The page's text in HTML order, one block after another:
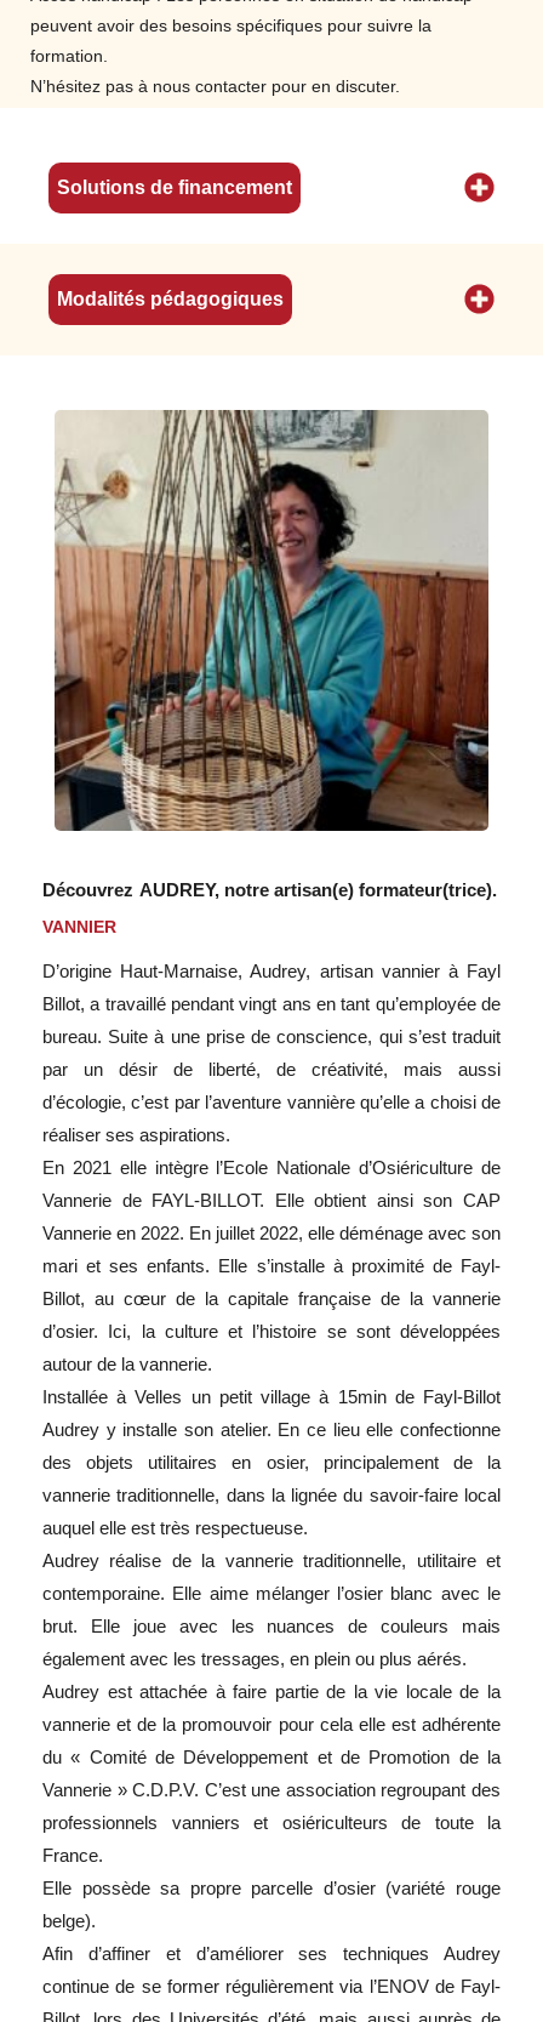
serpette, poinçon, pointeur…) puis leurs
fonctions
plusieurs vanneries afin de comprendre
Ordonnancer les étapes
Identifier les différentes techniques en
(forme : ovale, ronde, carré,
rectangulaire…)
Consulter le programme détaillé
peuvent avoir des besoins spécifiques pour suivre la
formation.
N’hésitez pas à nous contacter pour en discuter.
Solutions de financement
Modalités pédagogiques
Découvrez AUDREY, notre artisan(e) formateur(trice).
VANNIER
D’origine Haut-Marnaise, Audrey, artisan vannier à Fayl
Billot, a travaillé pendant vingt ans en tant qu’employée de
bureau. Suite à une prise de conscience, qui s’est traduit
par un désir de liberté, de créativité, mais aussi
d’écologie, c’est par l’aventure vannière qu’elle a choisi de
réaliser ses aspirations.
En 2021 elle intègre l’Ecole Nationale d’Osiériculture de
Vannerie de FAYL-BILLOT. Elle obtient ainsi son CAP
Vannerie en 2022. En juillet 2022, elle déménage avec son
mari et ses enfants. Elle s’installe à proximité de Fayl-
Billot, au cœur de la capitale française de la vannerie
d’osier. Ici, la culture et l’histoire se sont développées
autour de la vannerie.
Installée à Velles un petit village à 15min de Fayl-Billot
Audrey y installe son atelier. En ce lieu elle confectionne
des objets utilitaires en osier, principalement de la
vannerie traditionnelle, dans la lignée du savoir-faire local
auquel elle est très respectueuse.
Audrey réalise de la vannerie traditionnelle, utilitaire et
contemporaine. Elle aime mélanger l’osier blanc avec le
brut. Elle joue avec les nuances de couleurs mais
également avec les tressages, en plein ou plus aérés.
Audrey est attachée à faire partie de la vie locale de la
vannerie et de la promouvoir pour cela elle est adhérente
du « Comité de Développement et de Promotion de la
Vannerie » C.D.P.V. C’est une association regroupant des
professionnels vanniers et osiériculteurs de toute la
France.
Elle possède sa propre parcelle d’osier (variété rouge
belge).
Afin d’affiner et d’améliorer ses techniques Audrey
continue de se former régulièrement via l’ENOV de Fayl-